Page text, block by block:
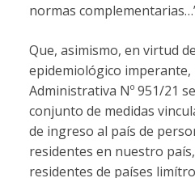
normas
Que, asimismo, en virtud
epidemiológico imperante,
Administrativa Nº 951/21
conjunto de medidas
de ingreso al país de
residentes en nuestro
residentes de países